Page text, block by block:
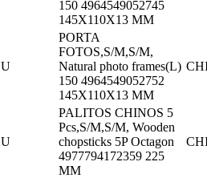
150 4964549052745
145X110X13 MM
U
PORTA
FOTOS,S/M,S/M,
Natural photo frames(L)
150 4964549052752
145X110X13 MM
U
PALITOS CHINOS 5
Pcs,S/M,S/M, Wooden
chopsticks 5P Octagon
4977794172359 225
MM